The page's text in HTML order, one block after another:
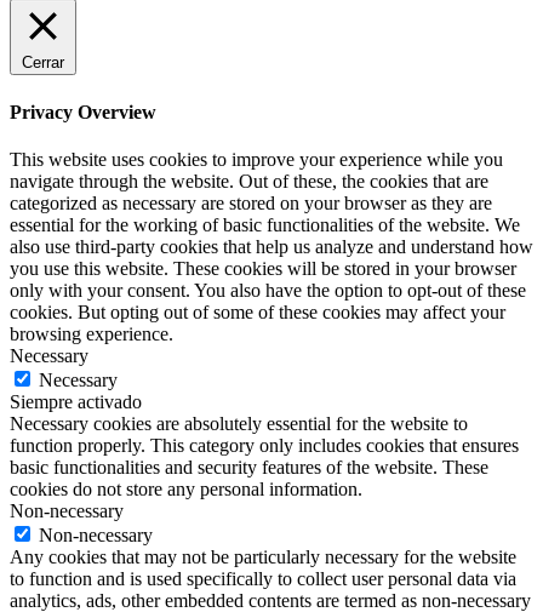
Cerrar
Privacy Overview
This website uses cookies to improve your experience while you
navigate through the website. Out of these, the cookies that are
categorized as necessary are stored on your browser as they are
essential for the working of basic functionalities of the website. We
also use third-party cookies that help us analyze and understand how
you use this website. These cookies will be stored in your browser
only with your consent. You also have the option to opt-out of these
cookies. But opting out of some of these cookies may affect your
browsing experience.
Necessary
Necessary
Siempre activado
Necessary cookies are absolutely essential for the website to
function properly. This category only includes cookies that ensures
basic functionalities and security features of the website. These
cookies do not store any personal information.
Non-necessary
Non-necessary
Any cookies that may not be particularly necessary for the website
to function and is used specifically to collect user personal data via
analytics, ads, other embedded contents are termed as non-necessary